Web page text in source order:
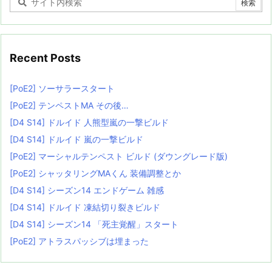
Recent Posts
[PoE2] ソーサラースタート
[PoE2] テンペストMA その後…
[D4 S14] ドルイド 人熊型嵐の一撃ビルド
[D4 S14] ドルイド 嵐の一撃ビルド
[PoE2] マーシャルテンペスト ビルド (ダウングレード版)
[PoE2] シャッタリングMAくん 装備調整とか
[D4 S14] シーズン14 エンドゲーム 雑感
[D4 S14] ドルイド 凍結切り裂きビルド
[D4 S14] シーズン14 「死主覚醒」スタート
[PoE2] アトラスパッシブは埋まった